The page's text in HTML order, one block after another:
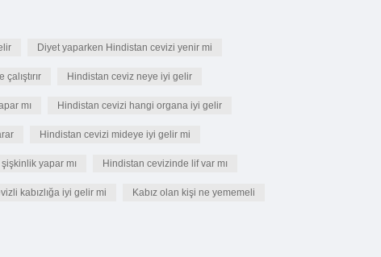
Diyet yaparken Hindistan cevizi yenir mi
çalıştırır Hindistan ceviz neye iyi gelir
mı Hindistan cevizi hangi organa iyi gelir
Hindistan cevizi mideye iyi gelir mi
yapar mı Hindistan cevizinde lif var mı
kabızlığa iyi gelir mi Kabız olan kişi ne yememeli